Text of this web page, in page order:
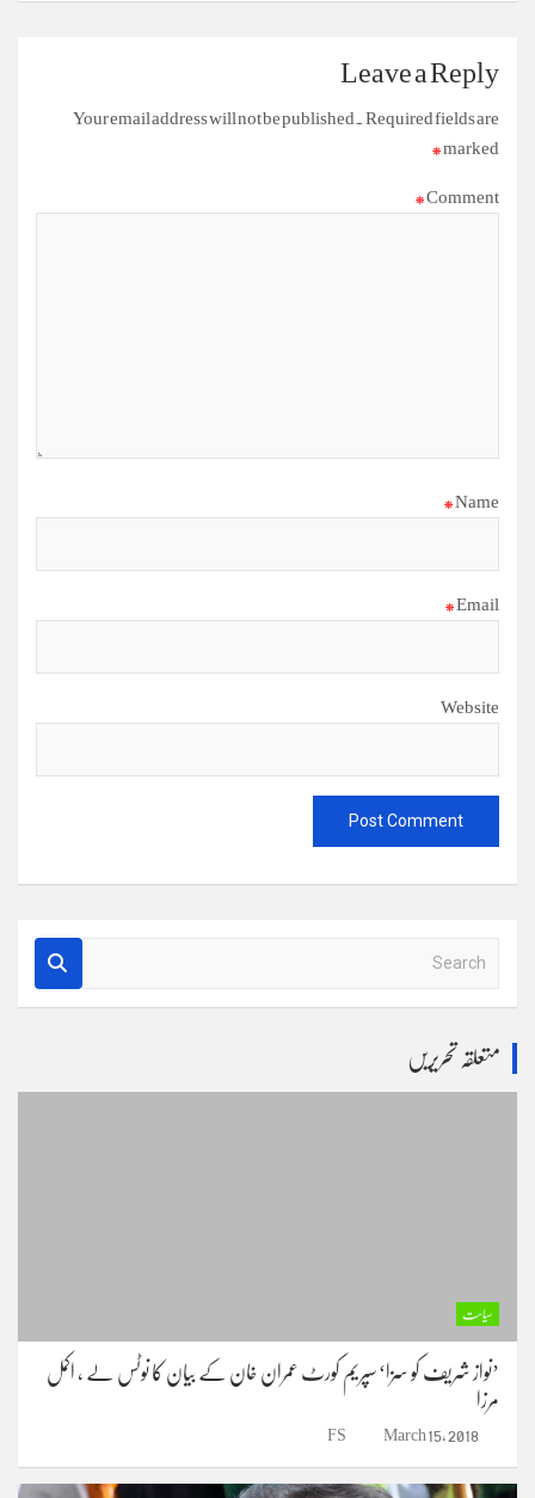
Leave a Reply
Your email address will not be published. Required fields are
marked
*
Comment
*
Name
*
Email
*
Website
a
متعلقہ تحریریں
سیاست
’نواز شریف کو سزا‘ سپریم کورٹ عمران خان کے بیان کا نوٹس لے ، اکمل
مرزا
March 15, 2018
FS